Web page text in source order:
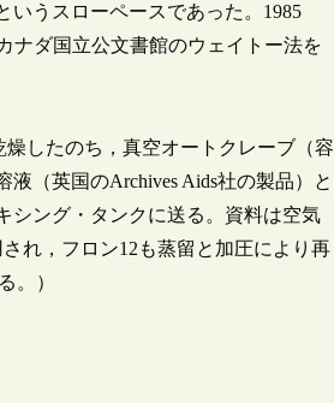
いうスローペースであった。1985
カナダ国立公文書館のウェイトー法を
したのち，真空オートクレーブ（容
（英国のArchives Aids社の製品）と
シング・タンクに送る。資料は空気
れ，フロン12も蒸留と加圧により再
。）